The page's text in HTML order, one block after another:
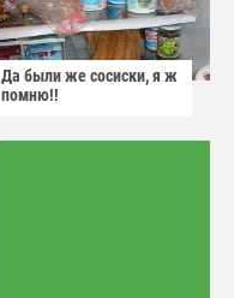
Да были же сосиски, я ж
помню!!